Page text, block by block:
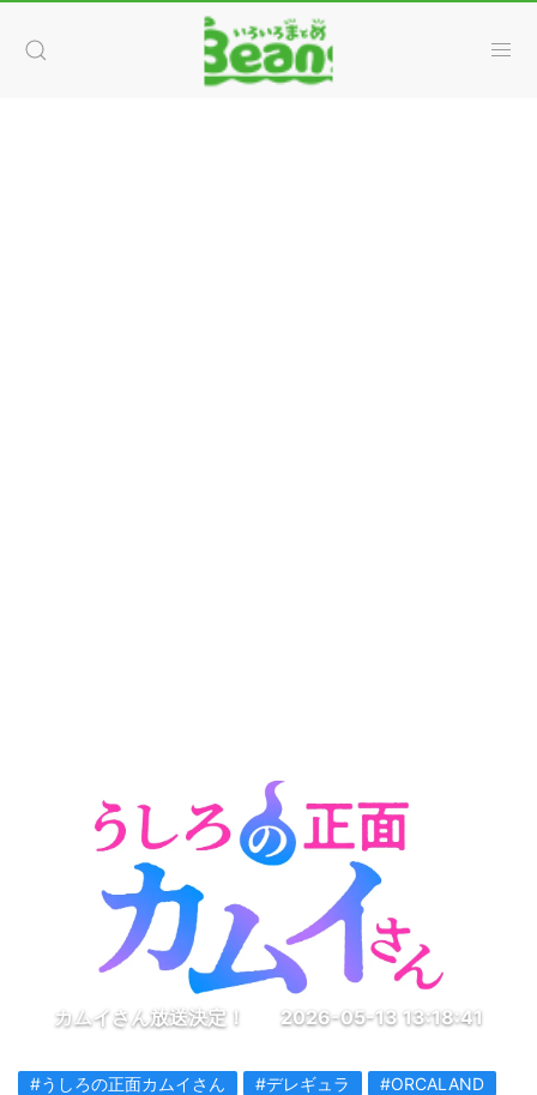
カムイさん放送決定！ 2026-05-13 13:18:41
#うしろの正面カムイさん #デレギュラ #ORCALAND